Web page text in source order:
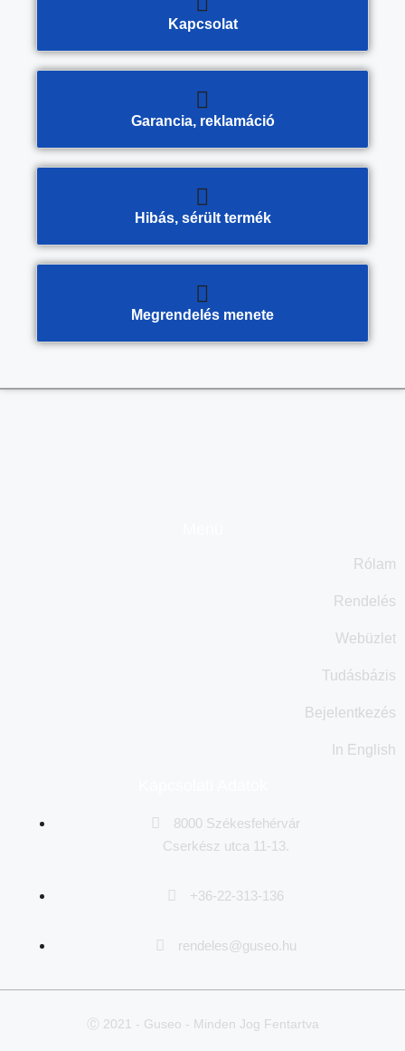
Kapcsolat
Garancia, reklamáció
Hibás, sérült termék
Megrendelés menete
Rólam
Rendelés
Webüzlet
Tudásbázis
Bejelentkezés
In English
8000 Székesfehérvár
Cserkész utca 11-13.
+36-22-313-136
rendeles@guseo.hu
Ⓒ 2021 - Guseo - Minden Jog Fentartva